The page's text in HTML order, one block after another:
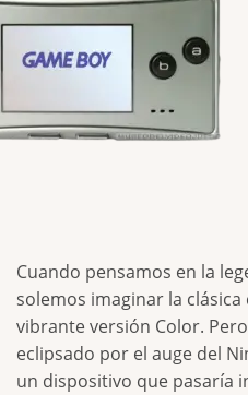
Cuando pensamos en la
solemos imaginar la
vibrante versión Color.
eclipsado por el auge del
un dispositivo que pasaría